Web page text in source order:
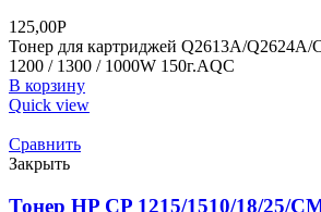
125,00Р
Тонер для картриджей Q2613A/Q2624A/
1200 / 1300 / 1000W 150г.AQC
В корзину
Quick view
Сравнить
Закрыть
Тонер HP CP 1215/1510/18/25/